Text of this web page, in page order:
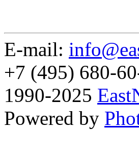
E-mail:
+7 (495) 680-
1990-2025
Powered by